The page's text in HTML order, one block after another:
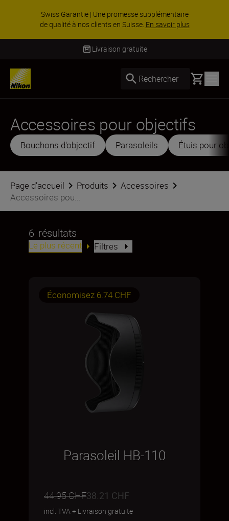
ACCESSOIRES EN PROMOTION | Économisez 15
% sur une sélection d’accessoires, complétez
votre kit dès ...Acheter maintenant
Livraison gratuite
Rechercher Basket
Accessoires pour objectifs
Bouchons d'objectif Parasoleils Étuis pour
Page d’accueil Produits
Accessoires
Accessoires pou...
6 résultats
Le plus récent Filtres
Économisez 6.74 CHF
Parasoleil HB-110
44.95 CHF38.21 CHF
incl. TVA+ Livraison gratuite